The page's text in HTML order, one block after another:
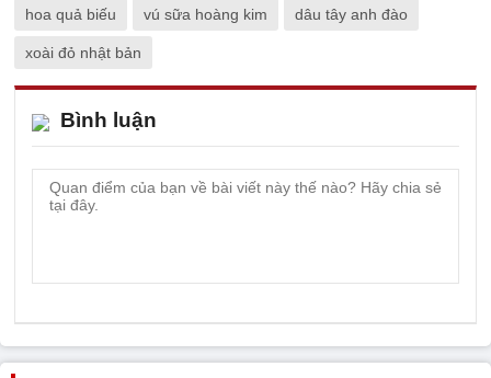
hoa quả biếu vú sữa hoàng kim dâu tây anh đào
xoài đỏ nhật bản
Bình luận